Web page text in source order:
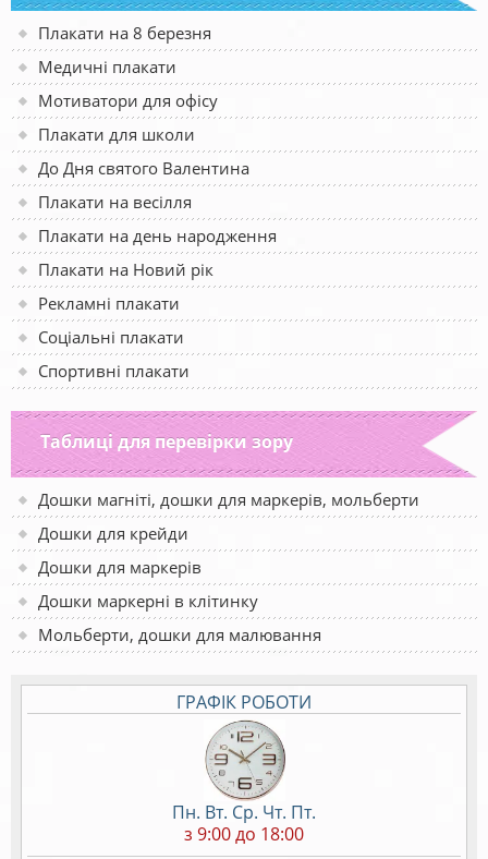
Плакати на 8 березня
Медичні плакати
Мотиватори для офісу
Плакати для школи
До Дня святого Валентина
Плакати на весілля
Плакати на день народження
Плакати на Новий рік
Рекламні плакати
Соціальні плакати
Спортивні плакати
Таблиці для перевірки зору
Дошки магніті, дошки для маркерів, мольберти
Дошки для крейди
Дошки для маркерів
Дошки маркерні в клітинку
Мольберти, дошки для малювання
ГРАФІК РОБОТИ
Пн. Вт. Ср. Чт. Пт.
з 9:00 до 18:00